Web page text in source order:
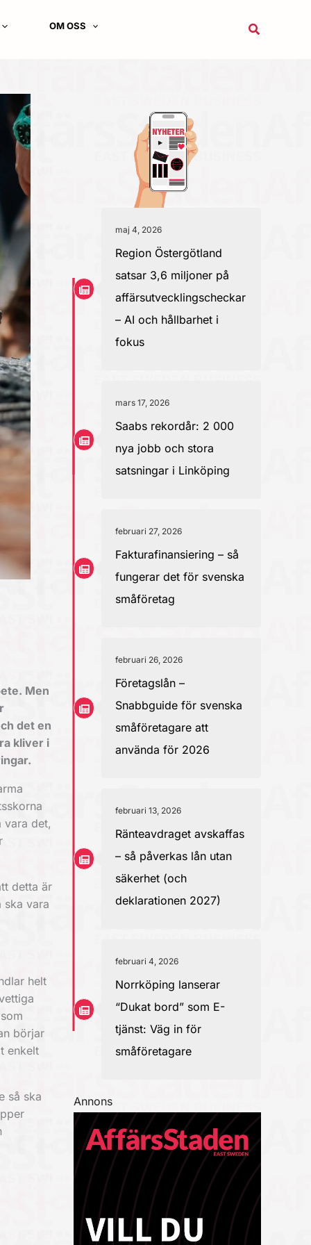
OM OSS Sök
Men
det en
kliver i
vara det,
detta är
ska vara
helt
börjar
enkelt
så ska
maj 4, 2026
Region Östergötland
satsar 3,6 miljoner på
affärsutvecklingscheckar
– AI och hållbarhet i
fokus
mars 17, 2026
Saabs rekordår: 2 000
nya jobb och stora
satsningar i Linköping
februari 27, 2026
Fakturafinansiering – så
fungerar det för svenska
småföretag
februari 26, 2026
Företagslån –
Snabbguide för svenska
småföretagare att
använda för 2026
februari 13, 2026
Ränteavdraget avskaffas
– så påverkas lån utan
säkerhet (och
deklarationen 2027)
februari 4, 2026
Norrköping lanserar
“Dukat bord” som E-
tjänst: Väg in för
småföretagare
Annons